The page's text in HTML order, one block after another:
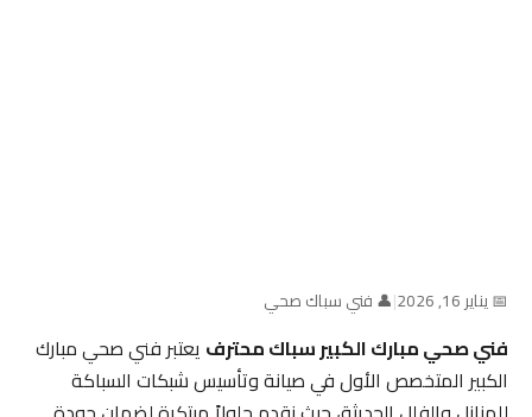
📅 يناير 16, 2026 |👤 فني سباك صحي
فني صحي مبارك الكبير سباك محترفيعتبر فني صحي مبارك
الكبير المتخصص الأول في صيانة وتأسيس شبكات السباكة